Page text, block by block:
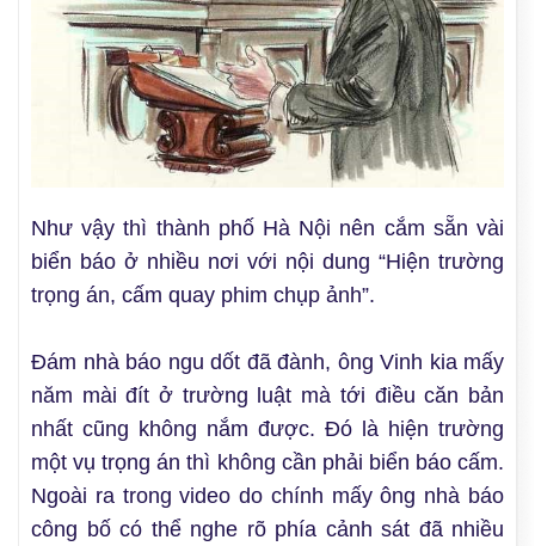
Như vậy thì thành phố Hà Nội nên cắm sẵn vài
biển báo ở nhiều nơi với nội dung “Hiện trường
trọng án, cấm quay phim chụp ảnh”.
Đám nhà báo ngu dốt đã đành, ông Vinh kia mấy
năm mài đít ở trường luật mà tới điều căn bản
nhất cũng không nắm được. Đó là hiện trường
một vụ trọng án thì không cần phải biển báo cấm.
Ngoài ra trong video do chính mấy ông nhà báo
công bố có thể nghe rõ phía cảnh sát đã nhiều